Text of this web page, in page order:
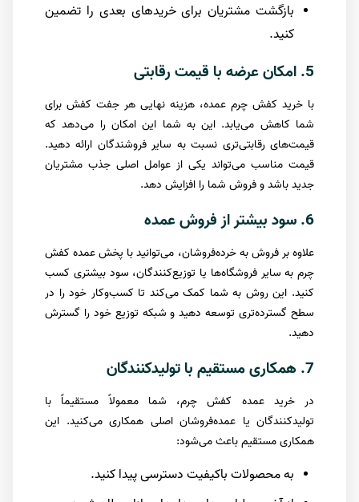
بازگشت مشتریان برای خریدهای بعدی را تضمین
کنید.
5. امکان عرضه با قیمت رقابتی
با خرید کفش چرم عمده، هزینه نهایی هر جفت کفش برای
شما کاهش می‌یابد. این به شما این امکان را می‌دهد که
قیمت‌های رقابتی‌تری نسبت به سایر فروشندگان ارائه دهید.
قیمت مناسب می‌تواند یکی از عوامل اصلی جذب مشتریان
جدید باشد و فروش شما را افزایش دهد.
6. سود بیشتر از فروش عمده
علاوه بر فروش به خرده‌فروشان، می‌توانید با پخش عمده کفش
چرم به سایر فروشگاه‌ها یا توزیع‌کنندگان، سود بیشتری کسب
کنید. این روش به شما کمک می‌کند تا کسب‌وکار خود را در
سطح گسترده‌تری توسعه دهید و شبکه توزیع خود را گسترش
دهید.
7. همکاری مستقیم با تولیدکنندگان
در خرید عمده کفش چرم، شما معمولاً مستقیماً با
تولیدکنندگان یا عمده‌فروشان اصلی همکاری می‌کنید. این
همکاری مستقیم باعث می‌شود:
به محصولات باکیفیت دسترسی پیدا کنید.